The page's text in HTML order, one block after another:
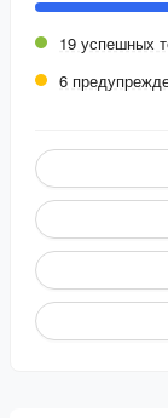
19 успешных
6